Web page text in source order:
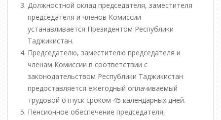
Должностной оклад председателя, заместителя
председателя и членов Комиссии
устанавливается Президентом Республики
Таджикистан.
Председателю, заместителю председателя и
членам Комиссии в соответствии с
законодательством Республики Таджикистан
предоставляется ежегодный оплачиваемый
трудовой отпуск сроком 45 календарных дней.
Пенсионное обеспечение председателя,